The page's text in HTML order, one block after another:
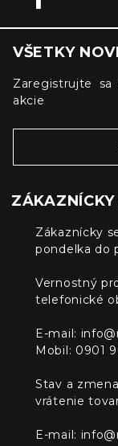
VŠETKY
Zaregistrujte
akcie
ZÁKAZNÍCKY
Zákaznícky
pondelka do
Vernostný
telefonické
E-mail:
Mobil: 0901
Stav a
vrátenie
E-mail: